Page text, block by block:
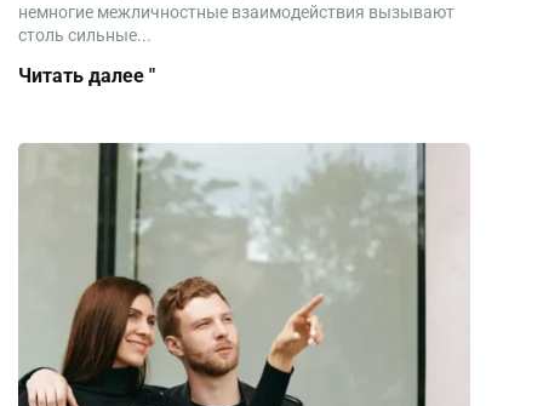
немногие межличностные взаимодействия вызывают
столь сильные...
Читать далее "